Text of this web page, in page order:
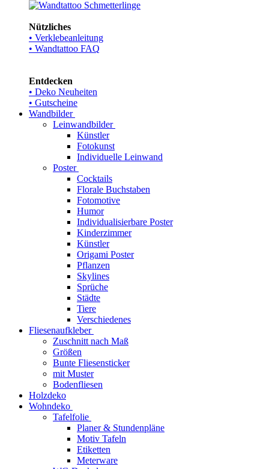
Nützliches
• Verklebeanleitung
• Wandtattoo FAQ
Entdecken
• Deko Neuheiten
• Gutscheine
Wandbilder
Leinwandbilder
Künstler
Fotokunst
Individuelle Leinwand
Poster
Cocktails
Florale Buchstaben
Fotomotive
Humor
Individualisierbare Poster
Kinderzimmer
Künstler
Origami Poster
Pflanzen
Skylines
Sprüche
Städte
Tiere
Verschiedenes
Fliesenaufkleber
Zuschnitt nach Maß
Größen
Bunte Fliesensticker
mit Muster
Bodenfliesen
Holzdeko
Wohndeko
Tafelfolie
Planer & Stundenpläne
Motiv Tafeln
Etiketten
Meterware